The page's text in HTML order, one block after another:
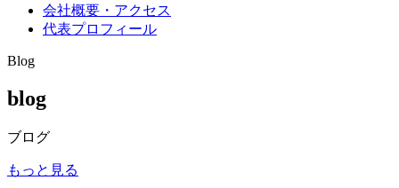
会社概要・アクセス
代表プロフィール
Blog
blog
ブログ
もっと見る